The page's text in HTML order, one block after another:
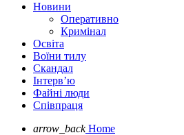
Новини
Оперативно
Кримінал
Освіта
Воїни тилу
Скандал
Інтерв’ю
Файні люди
Співпраця
arrow_back Home